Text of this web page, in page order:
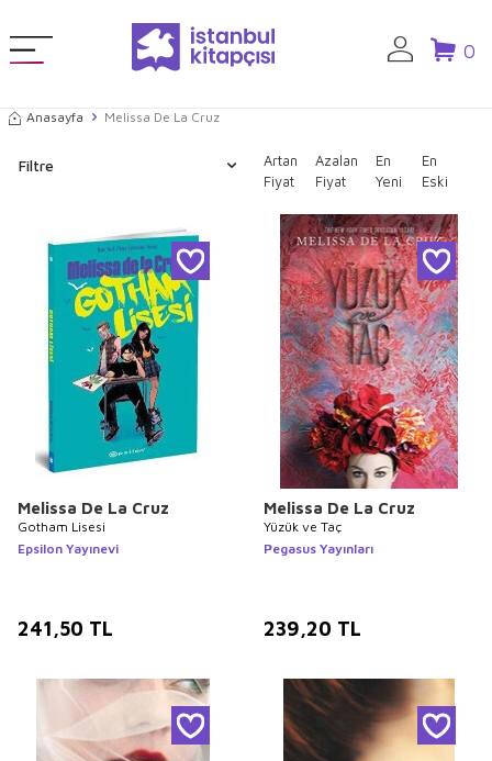
0
Anasayfa Melissa De La Cruz
Filtre
Artan
Fiyat
Azalan
Fiyat
En
Yeni
En
Eski
Melissa De La Cruz
Gotham Lisesi
Epsilon Yayınevi
241,50 TL
Melissa De La Cruz
Yüzük ve Taç
Pegasus Yayınları
239,20 TL